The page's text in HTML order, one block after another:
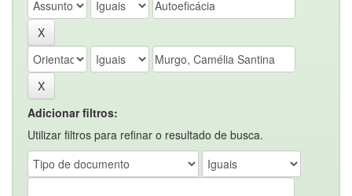
Adicionar filtros:
Utilizar filtros para refinar o resultado de busca.